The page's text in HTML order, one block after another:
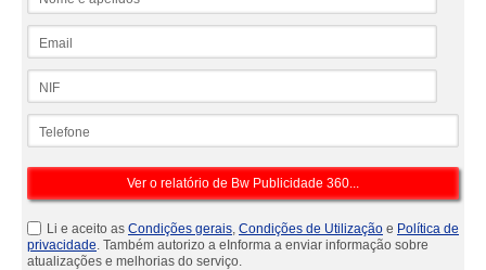
Li e aceito as Condições gerais, Condições de Utilização e Política de
privacidade. Também autorizo a eInforma a enviar informação sobre
atualizações e melhorias do serviço.